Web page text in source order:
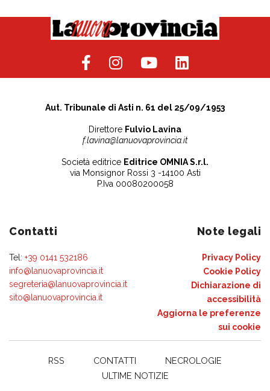
Aut. Tribunale di Asti n. 61 del 25/09/1953
Direttore Fulvio Lavina
f.lavina@lanuovaprovincia.it
Società editrice Editrice OMNIA S.r.l.
via Monsignor Rossi 3 -14100 Asti
P.Iva 00080200058
Contatti
Tel: +39 0141 532186
info@lanuovaprovincia.it
segreteria@lanuovaprovincia.it
sito@lanuovaprovincia.it
Note legali
Privacy Policy
Cookie Policy
Dichiarazione di
accessibilità
Aggiorna le preferenze
sui cookie
RSS CONTATTI
NECROLOGIE
ULTIME NOTIZIE